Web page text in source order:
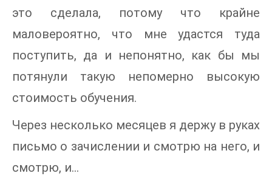
это сделала, потому что крайне
маловероятно, что мне удастся туда
поступить, да и непонятно, как бы мы
потянули такую непомерно высокую
стоимость обучения.
Через несколько месяцев я держу в руках
письмо о зачислении и смотрю на него, и
смотрю, и…